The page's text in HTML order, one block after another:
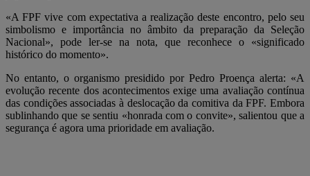
«A FPF vive com expectativa a realização deste encontro, pelo seu
simbolismo e importância no âmbito da preparação da Seleção
Nacional», pode ler-se na nota, que reconhece o «significado
histórico do momento».
No entanto, o organismo presidido por Pedro Proença alerta: «A
evolução recente dos acontecimentos exige uma avaliação contínua
das condições associadas à deslocação da comitiva da FPF. Embora
sublinhando que se sentiu «honrada com o convite», salientou que a
segurança é agora uma prioridade em avaliação.